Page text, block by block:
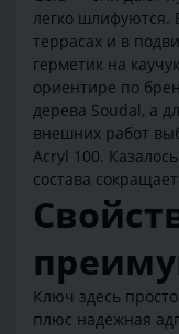
легко шлифуются.
террасах и в
герметик на
ориентире по
дерева Soudal, а
внешних работ
Acryl 100.
состава
Ключ здесь
плюс надёжная